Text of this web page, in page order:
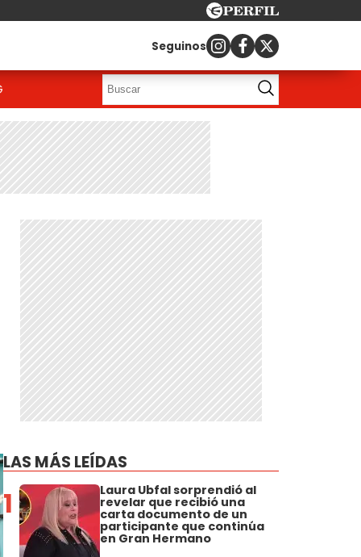
Seguinos
LAS MÁS LEÍDAS
1 Laura Ubfal sorprendió al
revelar que recibió una
carta documento de un
participante que continúa
en Gran Hermano